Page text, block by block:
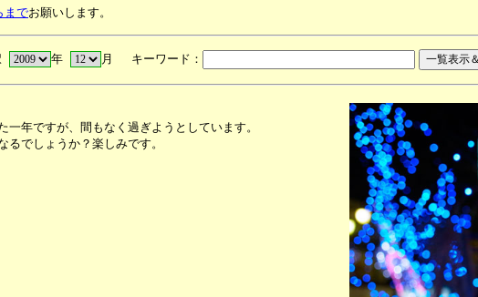
までお願いします。
年 月 キーワード：
一年ですが、間もなく過ぎようとしています。
るでしょうか？楽しみです。